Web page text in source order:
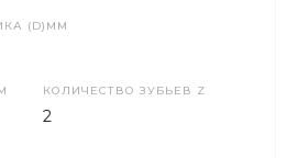
(D)ММ
КОЛИЧЕСТВО ЗУБЬЕВ Z
2